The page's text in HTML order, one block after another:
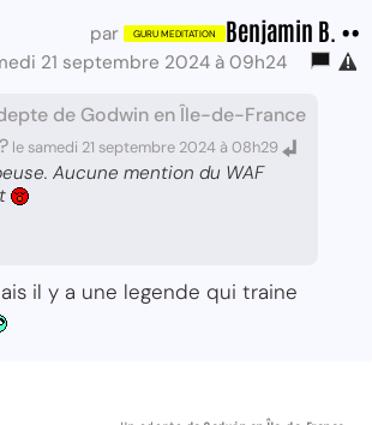
par Benjamin B. ••
21 septembre 2024 à 09h24
de Godwin en Île-de-France
le samedi 21 septembre 2024 à 08h29
Aucune mention du WAF
il y a une legende qui traine